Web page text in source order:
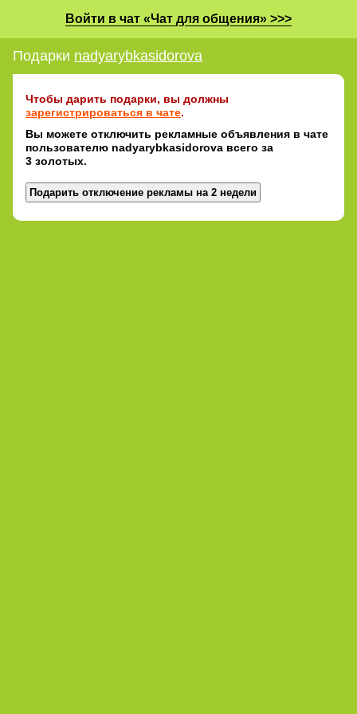
Войти в чат «Чат для общения» >>>
Подарки nadyarybkasidorova
Чтобы дарить подарки, вы должны
зарегистрироваться в чате.
Вы можете отключить рекламные объявления в чате
пользователю nadyarybkasidorova всего за
3 золотых.